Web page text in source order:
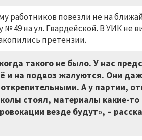
работников повезли не на
49 на ул. Гвардейской. В УИК не
претензии.
такого не было. У нас
и на подвоз жалуются. Они
А у партии,
стоял, материалы какие-
везде будут», –